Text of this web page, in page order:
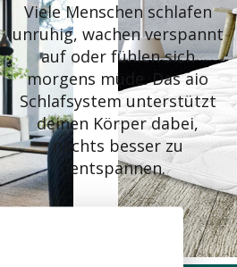
Viele Menschen schlafen
unruhig, wachen verspannt
auf oder fühlen sich
morgens müde. Das aio
Schlafsystem unterstützt
deinen Körper dabei,
nachts besser zu
entspannen.